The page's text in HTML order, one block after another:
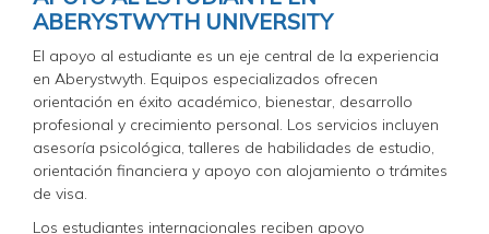
ABERYSTWYTH UNIVERSITY
El apoyo al estudiante es un eje central de la experiencia
en Aberystwyth. Equipos especializados ofrecen
orientación en éxito académico, bienestar, desarrollo
profesional y crecimiento personal. Los servicios incluyen
asesoría psicológica, talleres de habilidades de estudio,
orientación financiera y apoyo con alojamiento o trámites
de visa.
Los estudiantes internacionales reciben apoyo